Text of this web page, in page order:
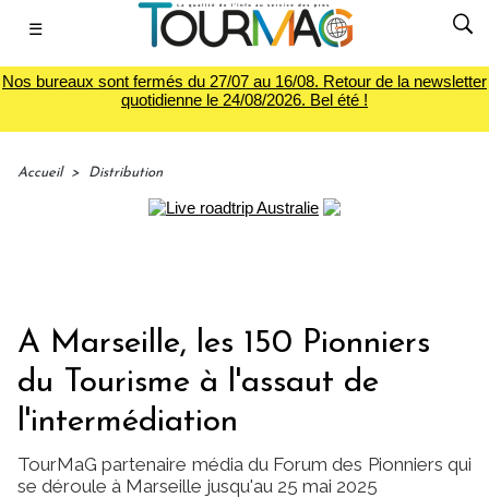
☰
Nos bureaux sont fermés du 27/07 au 16/08. Retour de la newsletter
quotidienne le 24/08/2026. Bel été !
Accueil > Distribution
A Marseille, les 150 Pionniers
du Tourisme à l'assaut de
l'intermédiation
TourMaG partenaire média du Forum des Pionniers qui
se déroule à Marseille jusqu'au 25 mai 2025